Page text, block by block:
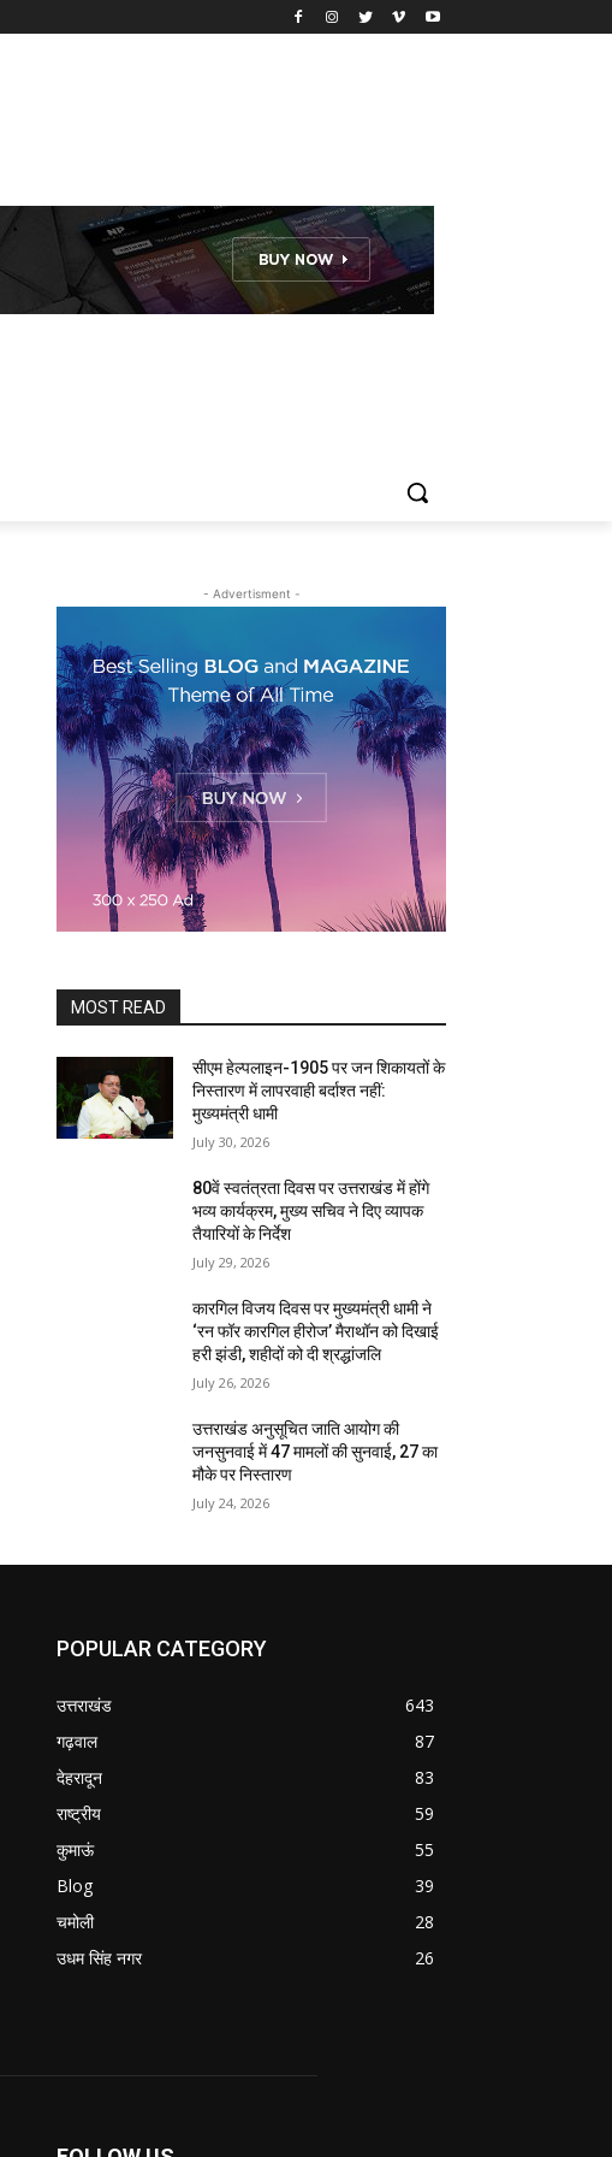
- Advertisment -
MOST READ
सीएम हेल्पलाइन-1905 पर जन शिकायतों के
निस्तारण में लापरवाही बर्दाश्त नहीं:
मुख्यमंत्री धामी
July 30, 2026
80वें स्वतंत्रता दिवस पर उत्तराखंड में होंगे
भव्य कार्यक्रम, मुख्य सचिव ने दिए व्यापक
तैयारियों के निर्देश
July 29, 2026
कारगिल विजय दिवस पर मुख्यमंत्री धामी ने
‘रन फॉर कारगिल हीरोज’ मैराथॉन को दिखाई
हरी झंडी, शहीदों को दी श्रद्धांजलि
July 26, 2026
उत्तराखंड अनुसूचित जाति आयोग की
जनसुनवाई में 47 मामलों की सुनवाई, 27 का
मौके पर निस्तारण
July 24, 2026
POPULAR CATEGORY
उत्तराखंड
643
गढ़वाल
87
देहरादून
83
राष्ट्रीय
59
कुमाऊं
55
Blog
39
चमोली
28
उधम सिंह नगर
26